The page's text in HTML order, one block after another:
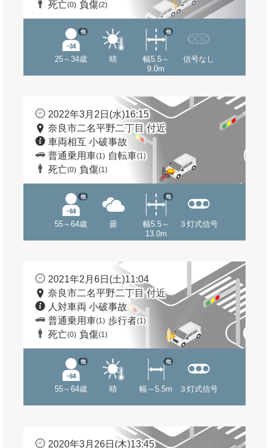
死亡(0) 負傷(2)
25～34歳
他
晴
幅5.5～
9.0m
他
信号なし
2022年3月2日(水)16:15
奈良市二名平野二丁目 付近
車両相互 小破事故
普通乗用車(1) 自転車(1)
死亡(0) 負傷(1)
55～64歳
他
曇
幅5.5～
13.0m
他
３灯式信号
2021年2月6日(土)11:04
奈良市二名平野二丁目 付近
人対車両 小破事故
普通乗用車(1) 歩行者(1)
死亡(0) 負傷(1)
55～64歳
他
晴 幅～5.5m
他
３灯式信号
2020年3月26日(木)13:45